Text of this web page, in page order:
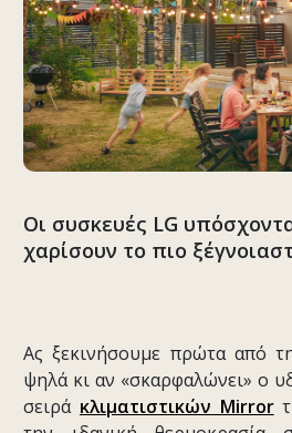
Οι συσκευές LG
χαρίσουν το πιο
Ας ξεκινήσουμε πρώτα από
ψηλά κι αν «σκαρφαλώνει» ο
σειρά κλιματιστικών Mirror